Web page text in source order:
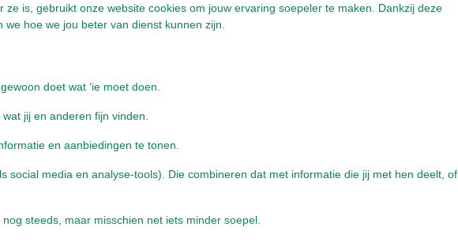
WELKOM bij D-Tails
Gezondheid van kop tot staart, je dier is het
pionier in voeding voor herbivoren op basis
gedroogde kruiden van de hoogste kwaliteit,
ze is, gebruikt onze website cookies om jouw ervaring soepeler te maken. Dankzij deze
hoe we jou beter van dienst kunnen zijn.
doet wat ‘ie moet doen.
jij en anderen fijn vinden.
en aanbiedingen te tonen.
social media en analyse-tools). Die combineren dat met informatie die jij met hen deelt, of
steeds, maar misschien net iets minder soepel.